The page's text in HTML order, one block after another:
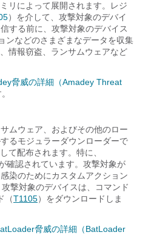
リによって展開されます。レジ
）を介して、攻撃対象のデバイ
する前に、攻撃対象のデバイス
ンなどのさまざまなデータを収集
情報窃盗、ランサムウェアなど
脅威の詳細（Amadey Threat
ムウェア、およびその他のロー
るモジュラーダウンローダーで
て配布されます。特に、
確認されています。攻撃対象が
染のためにカスタムアクション
撃対象のデバイスは、コマンド
（T1105）をダウンロードしま
脅威の詳細（BatLoader